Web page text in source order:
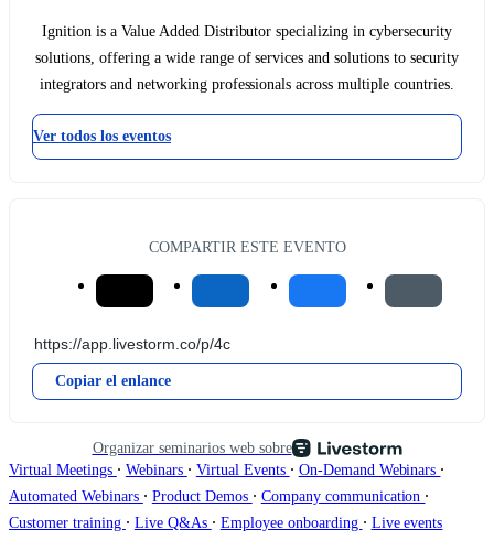
Ignition is a Value Added Distributor specializing in cybersecurity
solutions, offering a wide range of services and solutions to security
integrators and networking professionals across multiple countries.
Ver todos los eventos
COMPARTIR ESTE EVENTO
Copiar el enlance
Organizar seminarios web sobre
Virtual Meetings ∙ Webinars ∙ Virtual Events ∙ On-Demand Webinars ∙
Automated Webinars ∙ Product Demos ∙ Company communication ∙
Customer training ∙ Live Q&As ∙ Employee onboarding ∙ Live events